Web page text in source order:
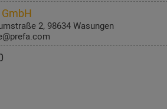
GmbH
2, 98634 Wasungen